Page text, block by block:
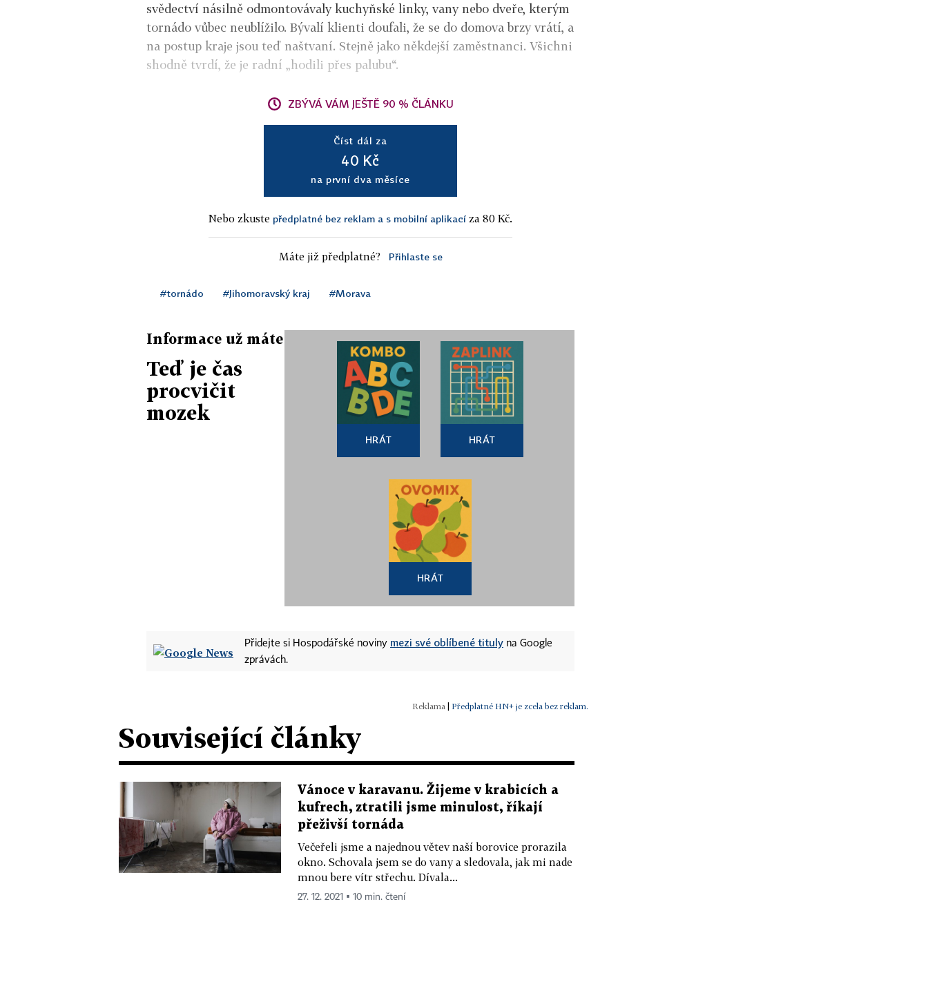
svědectví násilně odmontovávaly kuchyňské linky, vany nebo dveře, kterým
tornádo vůbec neublížilo. Bývalí klienti doufali, že se do domova brzy vrátí, a
na postup kraje jsou teď naštvaní. Stejně jako někdejší zaměstnanci. Všichni
shodně tvrdí, že je radní „hodili přes palubu“.
ZBÝVÁ VÁM JEŠTĚ 90 % ČLÁNKU
Číst dál za
40 Kč
na první dva měsíce
Nebo zkuste předplatné bez reklam a s mobilní aplikací za 80 Kč.
Máte již předplatné? Přihlaste se
#tornádo #Jihomoravský kraj #Morava
Informace už máte
Teď je čas
procvičit
mozek
HRÁT HRÁT
HRÁT
Přidejte si Hospodářské noviny mezi své oblíbené tituly na Google
zprávách.
| Předplatné HN+ je zcela bez reklam.
Související články
Vánoce v karavanu. Žijeme v krabicích a
kufrech, ztratili jsme minulost, říkají
přeživší tornáda
Večeřeli jsme a najednou větev naší borovice prorazila
okno. Schovala jsem se do vany a sledovala, jak mi nade
mnou bere vítr střechu. Dívala...
27. 12. 2021 ▪ 10 min. čtení